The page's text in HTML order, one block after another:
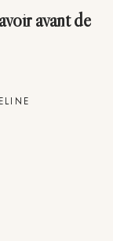
avant de